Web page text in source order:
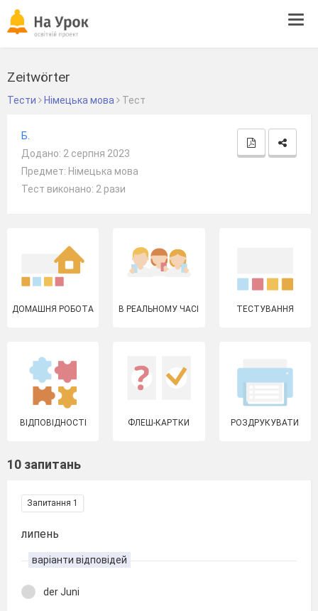
Zeitwörter
Тести Німецька мова Тест
Б.
Додано: 2 серпня 2023
Предмет: Німецька мова
Тест виконано: 2 рази
ДОМАШНЯ РОБОТА В РЕАЛЬНОМУ ЧАСІ ТЕСТУВАННЯ
ВІДПОВІДНОСТІ ФЛЕШ-КАРТКИ РОЗДРУКУВАТИ
10 запитань
Запитання 1
липень
варіанти відповідей
der Juni